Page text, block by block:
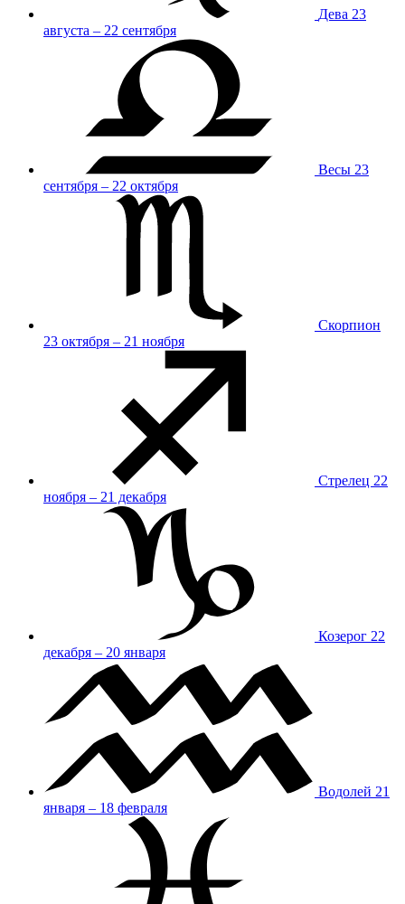
Дева 23
августа – 22 сентября
Весы 23
сентября – 22 октября
Скорпион
23 октября – 21 ноября
Стрелец 22
ноября – 21 декабря
Козерог 22
декабря – 20 января
Водолей 21
января – 18 февраля